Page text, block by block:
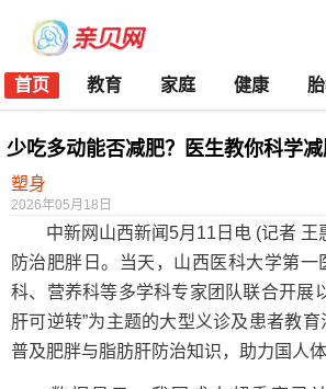
首页 教育 家庭 健康
少吃多动能否减肥？医生教你科学
塑身
2026年05月18日
中新网山西新闻5月11日电 (记者 王
防治肥胖日。当天，山西医科大学第一
科、营养科等多学科专家团队联合开展
肝可逆转”为主题的大型义诊及患者教
普及肥胖与脂肪肝防治知识，助力国人体